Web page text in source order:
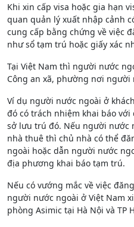
Khi xin cấp visa hoặc gia hạn
quan quản lý xuất nhập cảnh
cung cấp bằng chứng về việc
như sổ tạm trú hoặc giấy xác
Tại Việt Nam thì người nước
Công an xã, phường nơi
Ví dụ người nước ngoài ở
đó có trách nhiệm khai báo
sở lưu trú đó. Nếu người nước
nhà thuê thì chủ nhà có thể
ngoài hoặc dẫn người nước
địa phương khai báo tạm trú.
Nếu có vướng mắc về việc
người nước ngoài ở Việt Nam
phòng Asimic tại Hà Nội và TP